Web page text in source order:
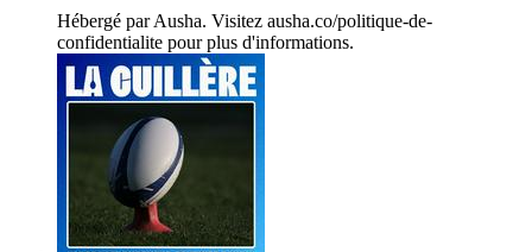
Hébergé par Ausha. Visitez ausha.co/politique-de-
confidentialite pour plus d'informations.